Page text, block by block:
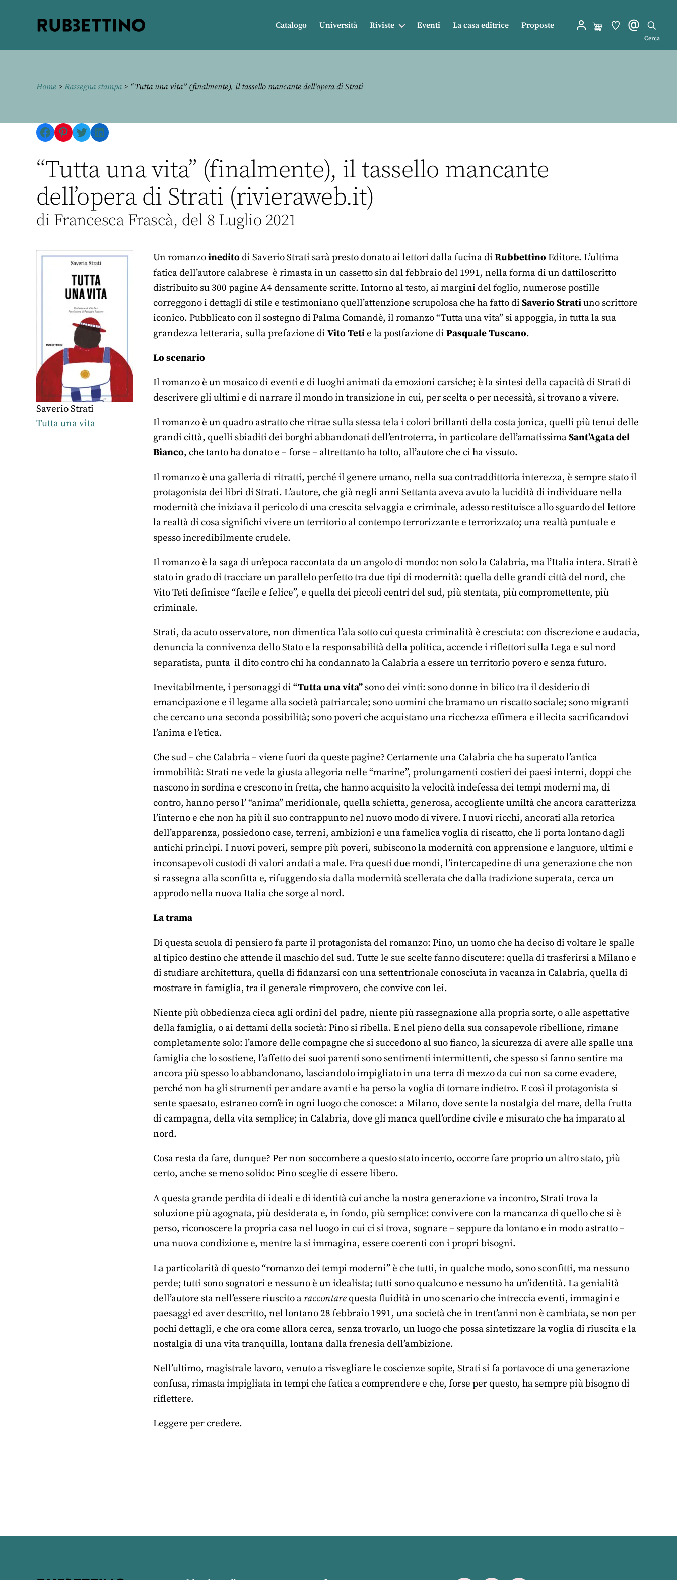
Catalogo Università Riviste Eventi La casa editrice Proposte
Cerca
Home > Rassegna stampa> “Tutta una vita” (finalmente), il tassello mancante dell’opera di Strati
Facebook
Pinterest
TwitterLinkedIn
“Tutta una vita” (finalmente), il tassello mancante
dell’opera di Strati (rivieraweb.it)
di Francesca Frascà, del 8 Luglio 2021
Saverio Strati
Tutta una vita
Un romanzoineditodi Saverio Strati sarà presto donato ai lettori dalla fucina di RubbettinoEditore. L’ultima
fatica dell’autore calabrese è rimasta in un cassetto sin dal febbraio del 1991, nella forma di un dattiloscritto
distribuito su 300 pagine A4 densamente scritte. Intorno al testo, ai margini del foglio, numerose postille
correggono i dettagli di stile e testimoniano quell’attenzione scrupolosa che ha fatto di Saverio Stratiuno scrittore
iconico. Pubblicato con il sostegno di Palma Comandè, il romanzo “Tutta una vita” si appoggia, in tutta la sua
grandezza letteraria, sulla prefazione di Vito Tetie la postfazione di Pasquale Tuscano.
Lo scenario
Il romanzo è un mosaico di eventi e di luoghi animati da emozioni carsiche; è la sintesi della capacità di Strati di
descrivere gli ultimi e di narrare il mondo in transizione in cui, per scelta o per necessità, si trovano a vivere.
Il romanzo è un quadro astratto che ritrae sulla stessa tela i colori brillanti della costa jonica, quelli più tenui delle
grandi città, quelli sbiaditi dei borghi abbandonati dell’entroterra, in particolare dell’amatissimaSant’Agata del
Bianco, che tanto ha donato e – forse – altrettanto ha tolto, all’autore che ci ha vissuto.
Il romanzo è una galleria di ritratti, perché il genere umano, nella sua contraddittoria interezza, è sempre stato il
protagonista dei libri di Strati. L’autore, che già negli anni Settanta aveva avuto la lucidità di individuare nella
modernità che iniziava il pericolo di una crescita selvaggia e criminale, adesso restituisce allo sguardo del lettore
la realtà di cosa significhi vivere un territorio al contempo terrorizzante e terrorizzato; una realtà puntuale e
spesso incredibilmente crudele.
Il romanzo è la saga di un’epoca raccontata da un angolo di mondo: non solo la Calabria, ma l’Italia intera. Strati è
stato in grado di tracciare un parallelo perfetto tra due tipi di modernità: quella delle grandi città del nord, che
Vito Teti definisce “facile e felice”, e quella dei piccoli centri del sud, più stentata, più compromettente, più
criminale.
Strati, da acuto osservatore, non dimentica l’ala sotto cui questa criminalità è cresciuta: con discrezione e audacia,
denuncia la connivenza dello Stato e la responsabilità della politica, accende i riflettori sulla Lega e sul nord
separatista, punta il dito contro chi ha condannato la Calabria a essere un territorio povero e senza futuro.
Inevitabilmente, i personaggi di “Tutta una vita”sono dei vinti: sono donne in bilico tra il desiderio di
emancipazione e il legame alla società patriarcale; sono uomini che bramano un riscatto sociale; sono migranti
che cercano una seconda possibilità; sono poveri che acquistano una ricchezza effimera e illecita sacrificandovi
l’anima e l’etica.
Che sud – che Calabria – viene fuori da queste pagine? Certamente una Calabria che ha superato l’antica
immobilità: Strati ne vede la giusta allegoria nelle “marine”, prolungamenti costieri dei paesi interni, doppi che
nascono in sordina e crescono in fretta, che hanno acquisito la velocità indefessa dei tempi moderni ma, di
contro, hanno perso l’ “anima” meridionale, quella schietta, generosa, accogliente umiltà che ancora caratterizza
l’interno e che non ha più il suo contrappunto nel nuovo modo di vivere. I nuovi ricchi, ancorati alla retorica
dell’apparenza, possiedono case, terreni, ambizioni e una famelica voglia di riscatto, che li porta lontano dagli
antichi princìpi. I nuovi poveri, sempre più poveri, subiscono la modernità con apprensione e languore, ultimi e
inconsapevoli custodi di valori andati a male. Fra questi due mondi, l’intercapedine di una generazione che non
si rassegna alla sconfitta e, rifuggendo sia dalla modernità scellerata che dalla tradizione superata, cerca un
approdo nella nuova Italia che sorge al nord.
La trama
Di questa scuola di pensiero fa parte il protagonista del romanzo: Pino, un uomo che ha deciso di voltare le spalle
al tipico destino che attende il maschio del sud. Tutte le sue scelte fanno discutere: quella di trasferirsi a Milano e
di studiare architettura, quella di fidanzarsi con una settentrionale conosciuta in vacanza in Calabria, quella di
mostrare in famiglia, tra il generale rimprovero, che convive con lei.
Niente più obbedienza cieca agli ordini del padre, niente più rassegnazione alla propria sorte, o alle aspettative
della famiglia, o ai dettami della società: Pino si ribella. E nel pieno della sua consapevole ribellione, rimane
completamente solo: l’amore delle compagne che si succedono al suo fianco, la sicurezza di avere alle spalle una
famiglia che lo sostiene, l’affetto dei suoi parenti sono sentimenti intermittenti, che spesso si fanno sentire ma
ancora più spesso lo abbandonano, lasciandolo impigliato in una terra di mezzo da cui non sa come evadere,
perché non ha gli strumenti per andare avanti e ha perso la voglia di tornare indietro. E così il protagonista si
sente spaesato, estraneo com’è in ogni luogo che conosce: a Milano, dove sente la nostalgia del mare, della frutta
di campagna, della vita semplice; in Calabria, dove gli manca quell’ordine civile e misurato che ha imparato al
nord.
Cosa resta da fare, dunque? Per non soccombere a questo stato incerto, occorre fare proprio un altro stato, più
certo, anche se meno solido: Pino sceglie di essere libero.
A questa grande perdita di ideali e di identità cui anche la nostra generazione va incontro, Strati trova la
soluzione più agognata, più desiderata e, in fondo, più semplice: convivere con la mancanza di quello che si è
perso, riconoscere la propria casa nel luogo in cui ci si trova, sognare – seppure da lontano e in modo astratto –
una nuova condizione e, mentre la si immagina, essere coerenti con i propri bisogni.
La particolarità di questo “romanzo dei tempi moderni” è che tutti, in qualche modo, sono sconfitti, ma nessuno
perde; tutti sono sognatori e nessuno è un idealista; tutti sono qualcuno e nessuno ha un’identità. La genialità
dell’autore sta nell’essere riuscito a raccontarequesta fluidità in uno scenario che intreccia eventi, immagini e
paesaggi ed aver descritto, nel lontano 28 febbraio 1991, una società che in trent’anni non è cambiata, se non per
pochi dettagli, e che ora come allora cerca, senza trovarlo, un luogo che possa sintetizzare la voglia di riuscita e la
nostalgia di una vita tranquilla, lontana dalla frenesia dell’ambizione.
Nell’ultimo, magistrale lavoro, venuto a risvegliare le coscienze sopite, Strati si fa portavoce di una generazione
confusa, rimasta impigliata in tempi che fatica a comprendere e che, forse per questo, ha sempre più bisogno di
riflettere.
Leggere per credere.